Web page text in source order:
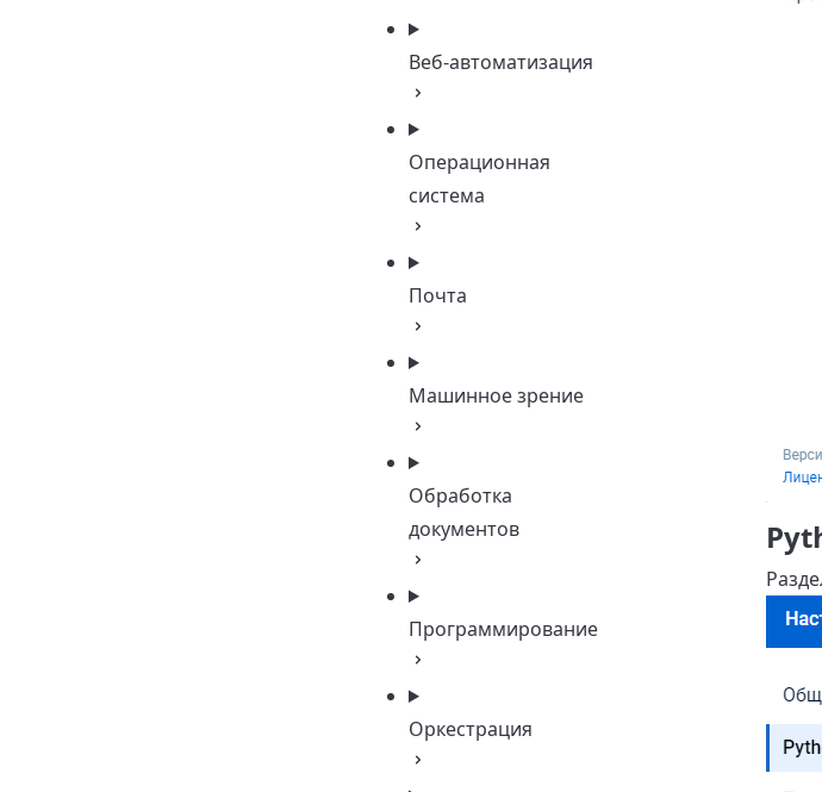
Веб-автоматизация
Операционная
система
Почта
Машинное зрение
Обработка
документов
Программирование
Оркестрация